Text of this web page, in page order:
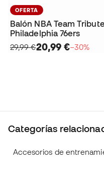
OFERTA
Balón NBA Team Tribute
Philadelphia 76ers
29,99 €20,99 €−30%
Categorías
Accesorios de